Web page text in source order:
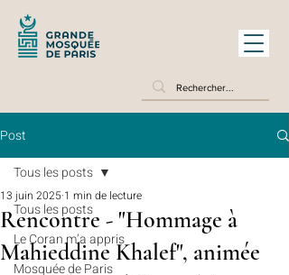
Post
Tous les posts
Le Coran m’a appris
Mosquée de Paris
Tous les posts
Rencontre - "Hommage à
Mahieddine Khalef", animée
13 juin 2025 1 min de lecture